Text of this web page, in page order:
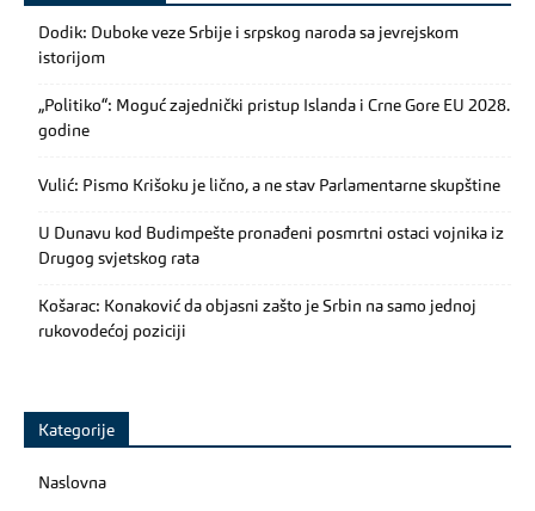
Dodik: Duboke veze Srbije i srpskog naroda sa jevrejskom
istorijom
„Politiko“: Moguć zajednički pristup Islanda i Crne Gore EU 2028.
godine
Vulić: Pismo Krišoku je lično, a ne stav Parlamentarne skupštine
U Dunavu kod Budimpešte pronađeni posmrtni ostaci vojnika iz
Drugog svjetskog rata
Košarac: Konaković da objasni zašto je Srbin na samo jednoj
rukovodećoj poziciji
Kategorije
Naslovna